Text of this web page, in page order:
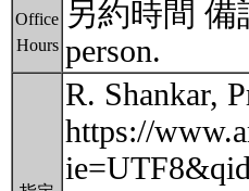
Office
Hours
另約時間 備
person.
R. Shankar,
https://